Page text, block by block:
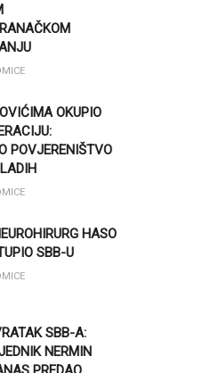
OKUPIO
POVJERENIŠTVO
HASO
SBB-U
SBB-A:
NERMIN